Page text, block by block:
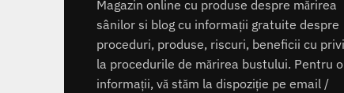
Magazin online cu produse despre mărirea
sânilor si blog cu informații gratuite despre
proceduri, produse, riscuri, beneficii cu
la procedurile de mărirea bustului. Pentru
informații, vă stăm la dispoziție pe email /